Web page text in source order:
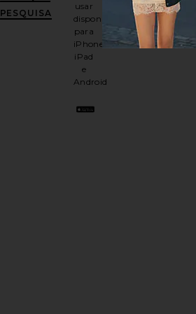
PESQUISA
usar
disponível
para
iPhone,
iPad
e
Android